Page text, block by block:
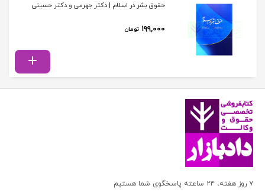
حقوق بشر در اسلام | دکتر جهرمی و دکتر حسینی
۱۹۹,۰۰۰ تومان
۷ روز هفته، ۲۴ ساعته پاسخگوی شما هستیم